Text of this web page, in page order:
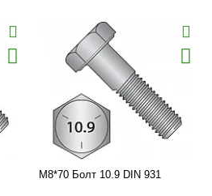
M8*70 Болт 10.9 DIN 931